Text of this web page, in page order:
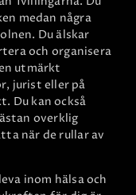
medan några
Du älskar
och organisera
utmärkt
jurist eller på
Du kan också
overklig
när de rullar av
inom hälsa och